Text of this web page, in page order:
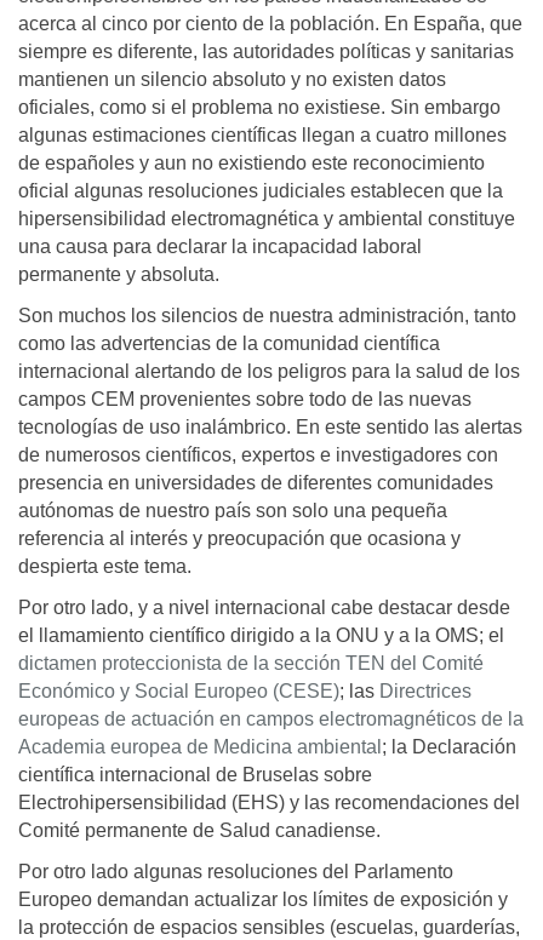
acerca al cinco por ciento de la población. En España, que
siempre es diferente, las autoridades políticas y sanitarias
mantienen un silencio absoluto y no existen datos
oficiales, como si el problema no existiese. Sin embargo
algunas estimaciones científicas llegan a cuatro millones
de españoles y aun no existiendo este reconocimiento
oficial algunas resoluciones judiciales establecen que la
hipersensibilidad electromagnética y ambiental constituye
una causa para declarar la incapacidad laboral
permanente y absoluta.
Son muchos los silencios de nuestra administración, tanto
como las advertencias de la comunidad científica
internacional alertando de los peligros para la salud de los
campos CEM provenientes sobre todo de las nuevas
tecnologías de uso inalámbrico. En este sentido las alertas
de numerosos científicos, expertos e investigadores con
presencia en universidades de diferentes comunidades
autónomas de nuestro país son solo una pequeña
referencia al interés y preocupación que ocasiona y
despierta este tema.
Por otro lado, y a nivel internacional cabe destacar desde
el llamamiento científico dirigido a la ONU y a la OMS; el
dictamen proteccionista de la sección TEN del Comité
Económico y Social Europeo (CESE); las Directrices
europeas de actuación en campos electromagnéticos de la
Academia europea de Medicina ambiental ; la Declaración
científica internacional de Bruselas sobre
Electrohipersensibilidad (EHS) y las recomendaciones del
Comité permanente de Salud canadiense.
Por otro lado algunas resoluciones del Parlamento
Europeo demandan actualizar los límites de exposición y
la protección de espacios sensibles (escuelas, guarderías,